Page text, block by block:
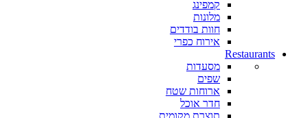
קמפינג
מלונות
חוות בודדים
אירוח כפרי
Restaurants
מסעדות
שפים
ארוחות שטח
חדר אוכל
תוצרת מקומית